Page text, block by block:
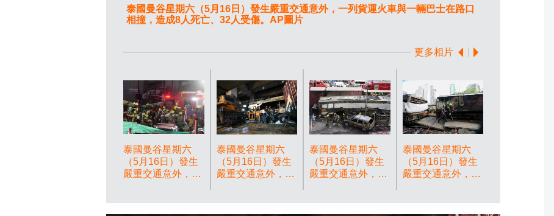
泰國曼谷星期六（5月16日）發生嚴重交通意外，一列貨運火車與一輛巴士在路口
相撞，造成8人死亡、32人受傷。AP圖片
泰國曼谷星期
相撞，造成8
更多相片
泰國曼谷星期六
（5月16日）發生
嚴重交通意外，一
泰國曼谷星期六
（5月16日）發生
嚴重交通意外，一
泰國曼谷星期六
（5月16日）發生
嚴重交通意外，一
泰國曼谷星期六
（5月16日）發生
嚴重交通意外，一